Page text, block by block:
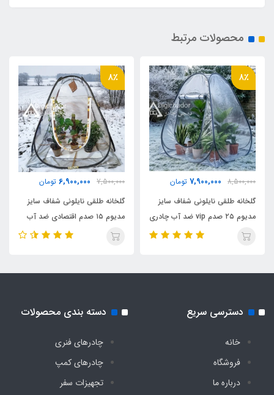
جیب داخلی
دارد
حلقه D
دارد
کیف حمل
دارد
رنگ پارچه
محصولات مرتبط
8٪
8,500,000
7,900,000 تومان
گلخانه طلقی نایلونی شفاف سایز
مدیوم ۲۵ صدم vip ضد آب چادری
فنری بدون کف دیجی چادر
8٪
7,500,000
6,900,000 تومان
گلخانه طلقی نایلونی شفاف سایز
مدیوم ۱۵ صدم اقتصادی ضد آب
چادری فنری بدون کف دیجی چادر
دسترسی سریع
خانه
فروشگاه
درباره ما
دسته بندی محصولات
چادرهای فنری
چادرهای کمپ
تجهیزات سفر